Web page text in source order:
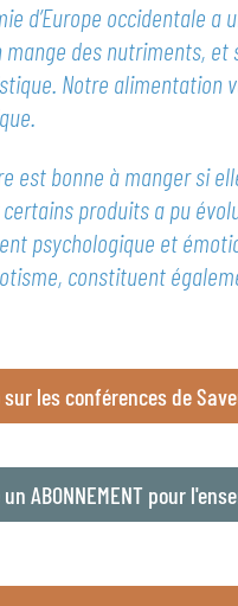
d’Europe occidentale
mange des nutriments,
Notre alimentation
est bonne à manger si
certains produits a pu
psychologique et
constituent
les conférences de
ABONNEMENT pour